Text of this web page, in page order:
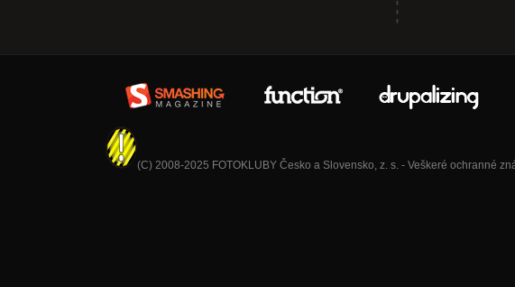
(C) 2008-2025 FOTOKLUBY Česko a Slovensko, z. s. - Veškeré ochranné